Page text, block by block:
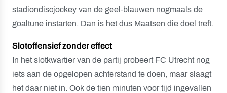
stadiondiscjockey van de geel-blauwen nogmaals de
goaltune instarten. Dan is het dus Maatsen die doel treft.
Slotoffensief zonder effect
In het slotkwartier van de partij probeert FC Utrecht nog
iets aan de opgelopen achterstand te doen, maar slaagt
het daar niet in. Ook de tien minuten voor tijd ingevallen